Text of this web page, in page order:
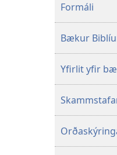
Formáli
Bækur
Yfirlit yfir